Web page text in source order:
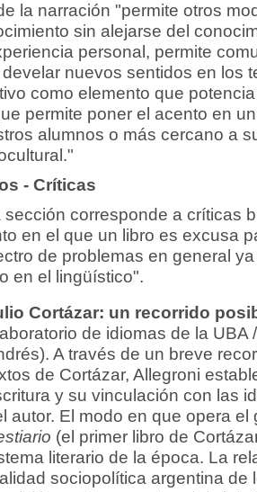
la narración "permite otros
sin alejarse del
personal, permite
nuevos sentidos en los
como elemento que
permite poner el acento en
alumnos o más cercano a
- Críticas
sección corresponde a críticas
en el que un libro es excusa
de problemas en general
en el lingüístico".
Cortázar: un recorrido
de idiomas de la UBA
A través de un breve
de Cortázar, Allegroni
y su vinculación con las
autor. El modo en que opera el
(el primer libro de
literario de la época. La
sociopolítica argentina de